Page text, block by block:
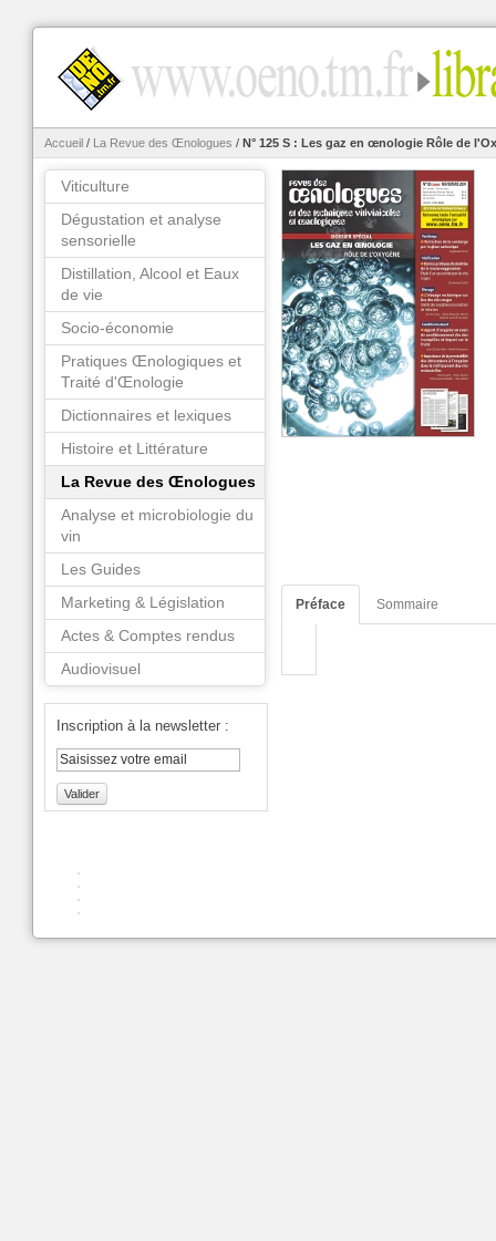
Accueil / La Revue des Œnologues / N° 125 S : Les gaz en œnologie Rôle de
Préface Sommaire
Viticulture
Dégustation et analyse
sensorielle
Distillation, Alcool et Eaux
de vie
Socio-économie
Pratiques Œnologiques et
Traité d'Œnologie
Dictionnaires et lexiques
Histoire et Littérature
La Revue des Œnologues
Analyse et microbiologie du
vin
Les Guides
Marketing & Législation
Actes & Comptes rendus
Audiovisuel
Inscription à la newsletter :
Valider